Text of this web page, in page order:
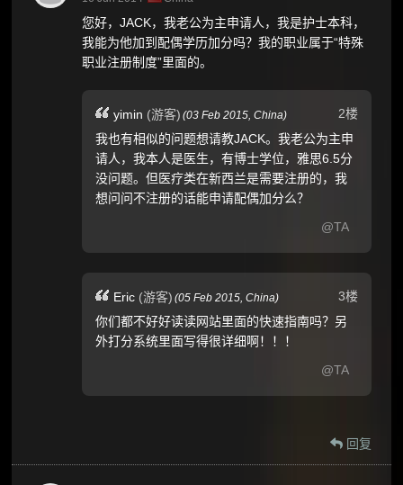
您好，JACK，我老公为主申请人，我是护士本科，
我能为他加到配偶学历加分吗？我的职业属于“特殊
职业注册制度”里面的。
2楼
yimin (游客) (03 Feb 2015,China)
我也有相似的问题想请教JACK。我老公为主申
请人，我本人是医生，有博士学位，雅思6.5分
没问题。但医疗类在新西兰是需要注册的，我
想问问不注册的话能申请配偶加分么？
@TA
3楼
Eric (游客) (05 Feb 2015,China)
你们都不好好读读网站里面的快速指南吗？另
外打分系统里面写得很详细啊！！！
@TA
回复